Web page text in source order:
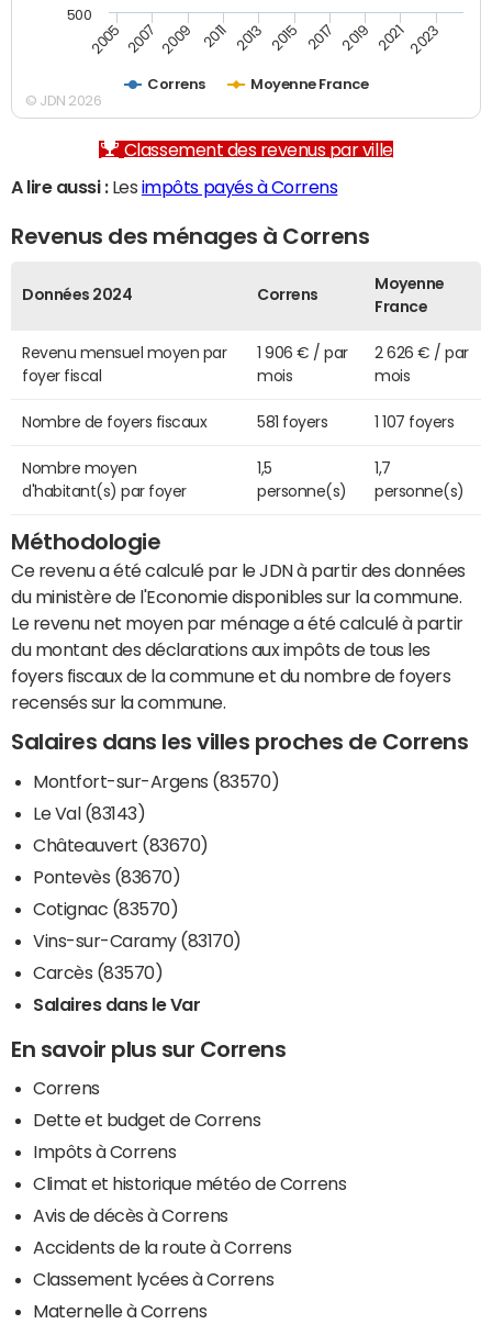
Correns Moyenne France
2005 2007 2009 2011 2013 2015 2017 2019 2021 2023
500
© JDN 2026
Classement des revenus par ville
A lire aussi :Les impôts payés à Correns
Revenus des ménages à Correns
Données 2024 Correns
Moyenne
France
Revenu mensuel moyen par
foyer fiscal
1 906 € / par
mois
2 626 € / par
mois
Nombre de foyers fiscaux 581 foyers 1 107 foyers
Nombre moyen
d'habitant(s) par foyer
1,5
personne(s)
1,7
personne(s)
Méthodologie
Ce revenu a été calculé par le JDN à partir des données
du ministère de l'Economie disponibles sur la commune.
Le revenu net moyen par ménage a été calculé à partir
du montant des déclarations aux impôts de tous les
foyers fiscaux de la commune et du nombre de foyers
recensés sur la commune.
Salaires dans les villes proches de Correns
Montfort-sur-Argens (83570)
Le Val (83143)
Châteauvert (83670)
Pontevès (83670)
Cotignac (83570)
Vins-sur-Caramy (83170)
Carcès (83570)
Salaires dans le Var
En savoir plus sur Correns
Correns
Dette et budget de Correns
Impôts à Correns
Climat et historique météo de Correns
Avis de décès à Correns
Accidents de la route à Correns
Classement lycées à Correns
Maternelle à Correns